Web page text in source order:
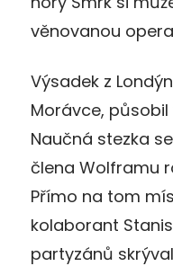
věnovanou
Výsadek z
Morávce, působil
Naučná stezka
člena Wolframu
Přímo na tom
kolaborant
partyzánů